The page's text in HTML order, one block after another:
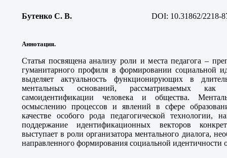
Бутенко С. В. DOI: 10.31862/2218-
Аннотация.
Статья посвящена анализу роли и места педагога –
гуманитарного профиля в формировании социальной
выделяет актуальность функционирующих в
ментальных оснований, рассматриваемых
самоидентификации человека и общества.
осмыслению процессов и явлений в сфере
качестве особого рода педагогической технологии,
поддержание идентификационных векторов
выступает в роли организатора ментального диалога,
направленного формирования социальной идентичности